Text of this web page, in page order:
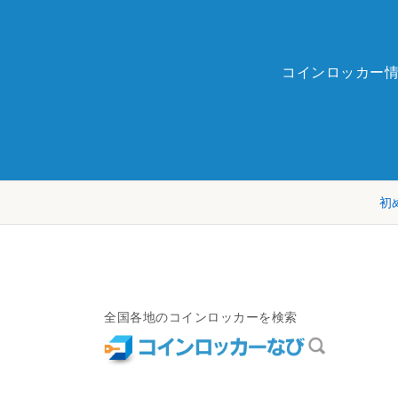
コインロッカー
初
全国各地のコインロッカーを検索